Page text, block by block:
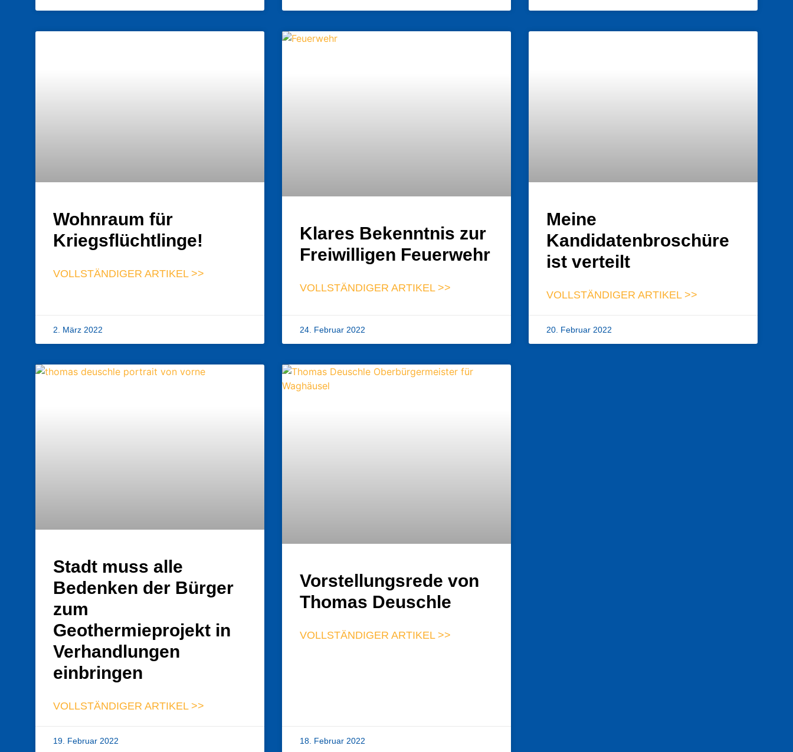
Wohnraum für
Kriegsflüchtlinge!
VOLLSTÄNDIGER ARTIKEL >>
2. März 2022
Klares Bekenntnis zur
Freiwilligen Feuerwehr
VOLLSTÄNDIGER ARTIKEL >>
24. Februar 2022
Meine
Kandidatenbroschüre
ist verteilt
VOLLSTÄNDIGER ARTIKEL >>
20. Februar 2022
Stadt muss alle
Bedenken der Bürger
zum
Geothermieprojekt in
Verhandlungen
einbringen
VOLLSTÄNDIGER ARTIKEL >>
19. Februar 2022
Vorstellungsrede von
Thomas Deuschle
VOLLSTÄNDIGER ARTIKEL >>
18. Februar 2022